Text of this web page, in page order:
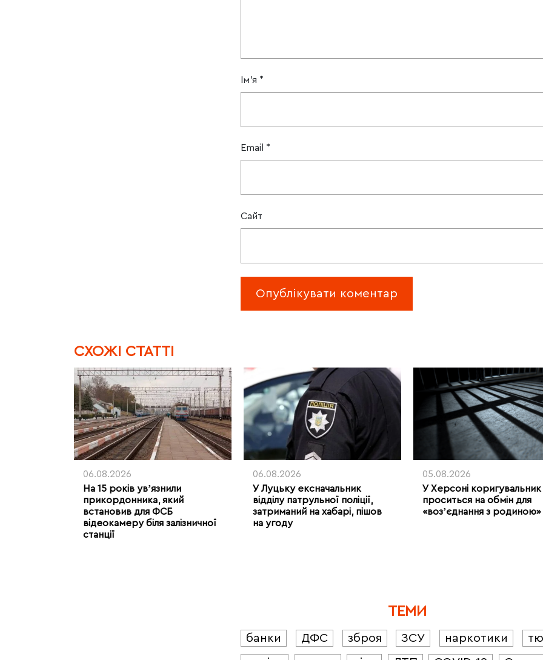
Ім'я *
Email *
Сайт
CХОЖІ СТАТТІ
06.08.2026
На 15 років увʼязнили
прикордонника, який
встановив для ФСБ
відеокамеру біля залізничної
станції
06.08.2026
У Луцьку ексначальник
відділу патрульної поліції,
затриманий на хабарі, пішов
на угоду
05.08.2026
У Херсоні коригувальник
проситься на обмін для
«возʼєднання з родиною»
ТЕМИ
банки ДФС зброя ЗСУ наркотики